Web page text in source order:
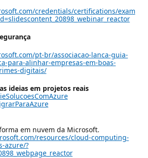
credentials/certifications/exam
pt-br/associacao-lanca-guia-
para-alinhar-empresas-em-boas-
digitais/
ideias em projetos reais
em nuvem da Microsoft.
resources/cloud-computing-
azure/?